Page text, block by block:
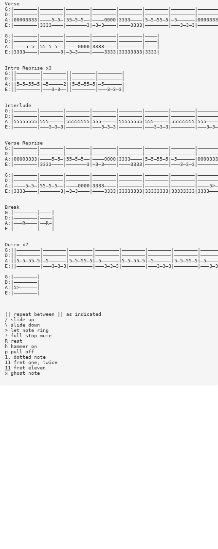
Verse
G:|————————|————————|————————|————————|————————|————|
D:|————————|————————|————————|————————|————————|————|
A:|————5—5—|55—5—5——|————0000|3333————|————————|————|
E:|3333————|———————3|—3—3————|————3333|33333333|3333|
Intro Reprise x3
G:||————————|————————||————————|————————|
D:||————————|————————||————————|————————|
A:||5—5—55—5|—5—————2||5—5—55—5|—5——————|
E:||————————|———3—3——||————————|———3—3—3|
Interlude
Verse Reprise
Break
G:|————————|————|
D:|————————|————|
A:|———R————|——R—|
E:|————————|————|
Outro x2
G:|————————|
D:|————————|
A:|5>——————|
E:|————————|
|| repeat between || as indicated
/ slide up
\ slide down
> let note ring
! full stop mute
R rest
h hammer on
p pull off
1. dotted note
11 fret one, twice
11
fret eleven
x ghost note